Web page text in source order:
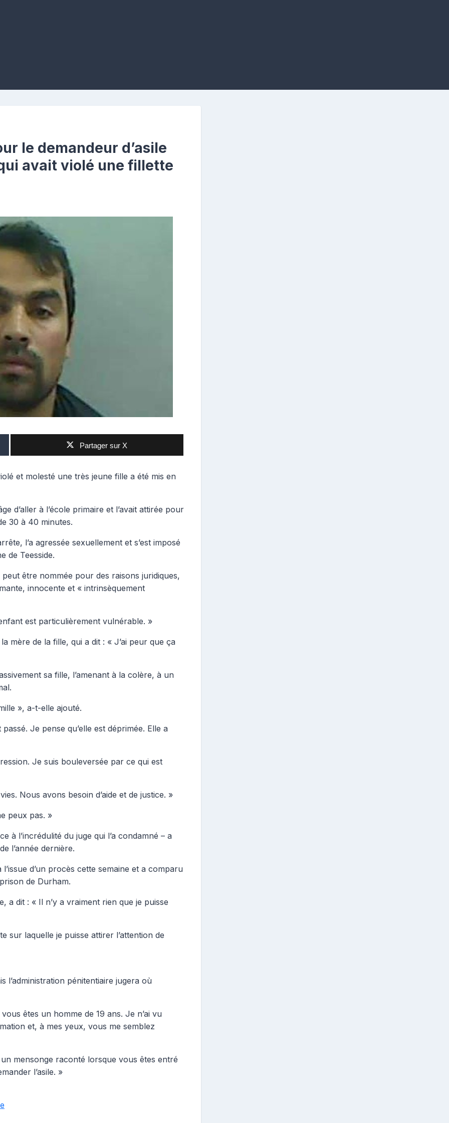
le demandeur d’asile
avait violé une fillette
Partager sur X
et molesté une très jeune fille a été mis en
d’aller à l’école primaire et l’avait attirée pour
30 à 40 minutes.
l’a agressée sexuellement et s’est imposé
de Teesside.
être nommée pour des raisons juridiques,
innocente et « intrinsèquement
est particulièrement vulnérable. »
mère de la fille, qui a dit : « J’ai peur que ça
sa fille, l’amenant à la colère, à un
», a-t-elle ajouté.
Je pense qu’elle est déprimée. Elle a
Je suis bouleversée par ce qui est
Nous avons besoin d’aide et de justice. »
peux pas. »
à l’incrédulité du juge qui l’a condamné – a
l’année dernière.
d’un procès cette semaine et a comparu
de Durham.
a dit : « Il n’y a vraiment rien que je puisse
sur laquelle je puisse attirer l’attention de
l’administration pénitentiaire jugera où
êtes un homme de 19 ans. Je n’ai vu
et, à mes yeux, vous me semblez
mensonge raconté lorsque vous êtes entré
l’asile. »